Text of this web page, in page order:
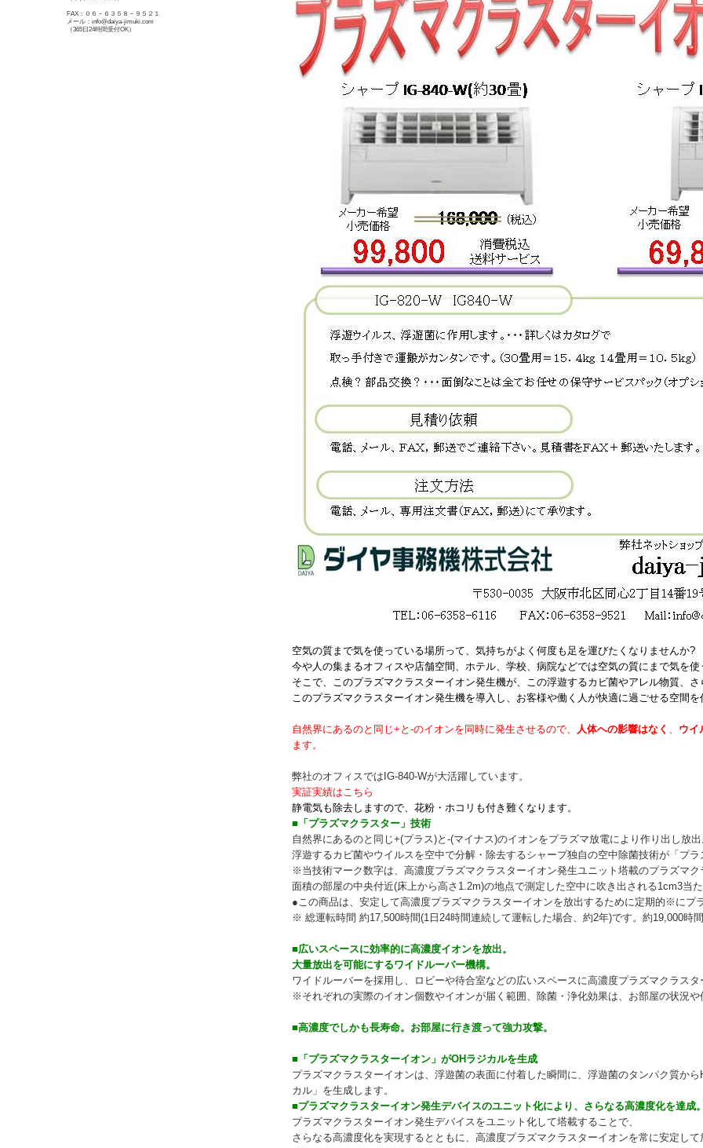
空気の質まで気を使っている場所って、気持ちがよく何度も足を運びたくなりませんか?
今や人の集まるオフィスや店舗空間、ホテル、学校、病院などでは空気の質にまで気を
そこで、このプラズマクラスターイオン発生機が、この浮遊するカビ菌やアレル物質、
このプラズマクラスターイオン発生機を導入し、お客様や働く人が快適に過ごせる空間
自然界にあるのと同じ+と-のイオンを同時に発生させるので、 人体への影響はなく
ウイ
ます。
弊社のオフィスではIG-840-Wが大活躍しています。
実証実績はこちら
静電気も除去しますので、花粉・ホコリも付き難くなります。
■「プラズマクラスター」技術
自然界にあるのと同じ+(プラス)と-(マイナス)のイオンをプラズマ放電により作り出し放
浮遊するカビ菌やウイルスを空中で分解・除去するシャープ独自の空中除菌技術が「プ
※当技術マーク数字は、高濃度プラズマクラスターイオン発生ユニット塔載のプラズマ
面積の部屋の中央付近(床上から高さ1.2m)の地点で測定した空中に吹き出される1cm3当
●この商品は、安定して高濃度プラズマクラスターイオンを放出するために定期的※にプ
※ 総運転時間 約17,500時間(1日24時間連続して運転した場合、約2年)です。約19,000時
■広いスペースに効率的に高濃度イオンを放出。
大量放出を可能にするワイドルーバー機構。
ワイドルーバーを採用し、ロビーや待合室などの広いスペースに高濃度プラズマクラス
※それぞれの実際のイオン個数やイオンが届く範囲、除菌・浄化効果は、お部屋の状況
■高濃度でしかも長寿命。お部屋に行き渡って強力攻撃。
■「プラズマクラスターイオン」がOHラジカルを生成
プラズマクラスターイオンは、浮遊菌の表面に付着した瞬間に、浮遊菌のタンパク質か
カル」を生成します。
■プラズマクラスターイオン発生デバイスのユニット化により、さらなる高濃度化を達成
プラズマクラスターイオン発生デバイスをユニット化して塔載することで、
さらなる高濃度化を実現するとともに、高濃度プラズマクラスターイオンを常に安定し
FAX：０６－６３５８－９５２１
メール：info@daiya-jimuki.com
（365日24時間受付OK）